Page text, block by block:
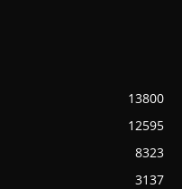
13800
12595
8323
3137